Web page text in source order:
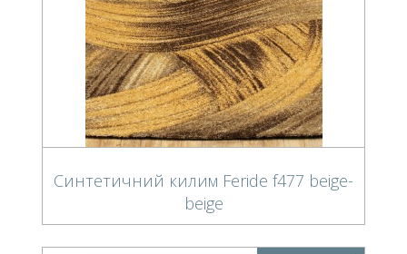
Синтетичний килим Feride f477 beige-
beige